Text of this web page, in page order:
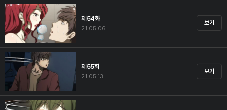
제54화
21.05.06
보기
제55화
21.05.13
보기